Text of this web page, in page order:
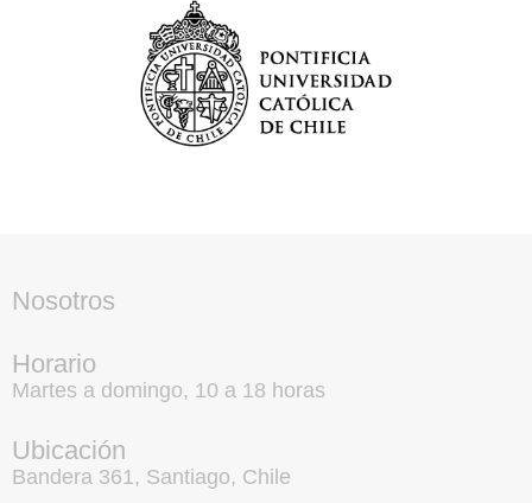
Nosotros
Horario
Martes a domingo, 10 a 18 horas
Ubicación
Bandera 361, Santiago, Chile